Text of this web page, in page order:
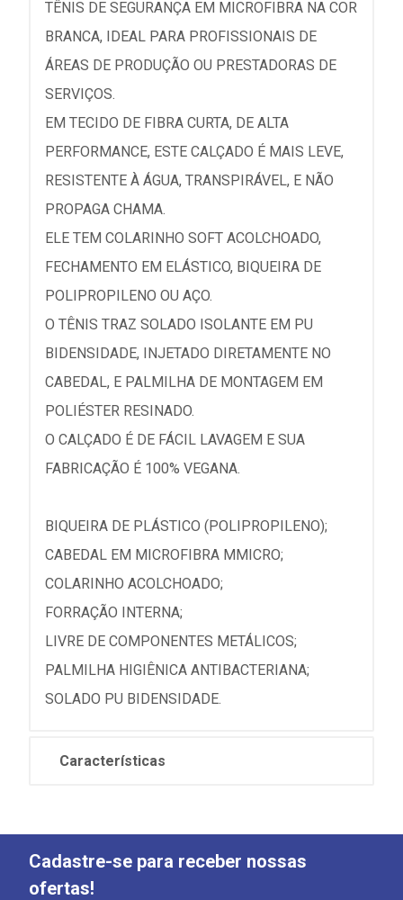
TÊNIS DE SEGURANÇA EM MICROFIBRA NA COR
BRANCA, IDEAL PARA PROFISSIONAIS DE
ÁREAS DE PRODUÇÃO OU PRESTADORAS DE
SERVIÇOS.
EM TECIDO DE FIBRA CURTA, DE ALTA
PERFORMANCE, ESTE CALÇADO É MAIS LEVE,
RESISTENTE À ÁGUA, TRANSPIRÁVEL, E NÃO
PROPAGA CHAMA.
ELE TEM COLARINHO SOFT ACOLCHOADO,
FECHAMENTO EM ELÁSTICO, BIQUEIRA DE
POLIPROPILENO OU AÇO.
O TÊNIS TRAZ SOLADO ISOLANTE EM PU
BIDENSIDADE, INJETADO DIRETAMENTE NO
CABEDAL, E PALMILHA DE MONTAGEM EM
POLIÉSTER RESINADO.
O CALÇADO É DE FÁCIL LAVAGEM E SUA
FABRICAÇÃO É 100% VEGANA.
BIQUEIRA DE PLÁSTICO (POLIPROPILENO);
CABEDAL EM MICROFIBRA MMICRO;
COLARINHO ACOLCHOADO;
FORRAÇÃO INTERNA;
LIVRE DE COMPONENTES METÁLICOS;
PALMILHA HIGIÊNICA ANTIBACTERIANA;
SOLADO PU BIDENSIDADE.
Características
Cadastre-se para receber nossas
ofertas!